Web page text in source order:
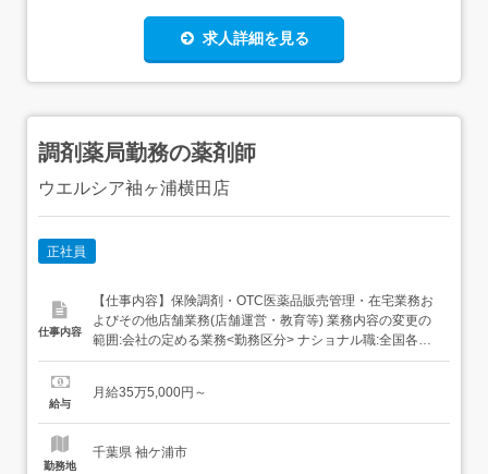
求人詳細を見る
調剤薬局勤務の薬剤師
ウエルシア袖ヶ浦横田店
正社員
仕事内容
【仕事内容】保険調剤・OTC医薬品販売管理・在宅業務お
よびその他店舗業務(店舗運営・教育等) 業務内容の変更の
範囲:会社の定める業務<勤務区分> ナショナル職:全国各事
業場(転居転勤による異動あり) リージョナル職:本拠地の隣
異動あり・本拠地変更制度あり) エリア職:採用時に決定す
給与
月給35万5,000円～
勤務地
千葉県 袖ケ浦市